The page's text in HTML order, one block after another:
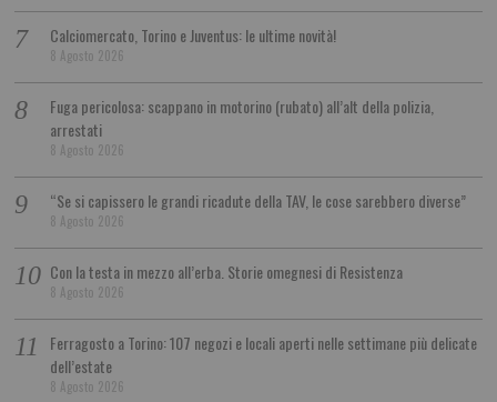
Calciomercato, Torino e Juventus: le ultime novità!
8 Agosto 2026
Fuga pericolosa: scappano in motorino (rubato) all’alt della polizia,
arrestati
8 Agosto 2026
“Se si capissero le grandi ricadute della TAV, le cose sarebbero diverse”
8 Agosto 2026
Con la testa in mezzo all’erba. Storie omegnesi di Resistenza
8 Agosto 2026
Ferragosto a Torino: 107 negozi e locali aperti nelle settimane più delicate
dell’estate
8 Agosto 2026